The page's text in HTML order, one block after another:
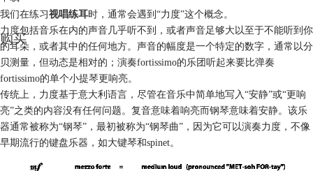
购买
我们在练习视唱练耳时，通常会遇到“力度”这个概念。
力度包括音乐在内的声音几乎听不到，或者声音足够大以至于不能听到你
的耳朵，或者其中的任何地方。声音的幅度是一个特定的数字，通常以分
贝测量，但动态是相对的；演奏fortissimo的乐团听起来要比弹奏
fortissimo的单个小提琴更响亮。
传统上，力度基于意大利语言，尽管在音乐中简单地写入“安静”或“更响
亮”之类的内容没有任何问题。复音意味着响亮而钢琴意味着安静。该乐
器通常被称为“钢琴”，最初被称为“钢琴曲”，因为它可以演奏力度，不像
早期流行的键盘乐器，如大键琴和spinet。